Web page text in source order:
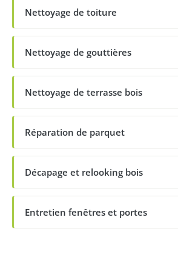
Nettoyage de toiture
Nettoyage de gouttières
Nettoyage de terrasse bois
Réparation de parquet
Décapage et relooking bois
Entretien fenêtres et portes